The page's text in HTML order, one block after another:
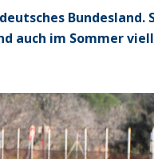
Bundesland.
auch im Sommer